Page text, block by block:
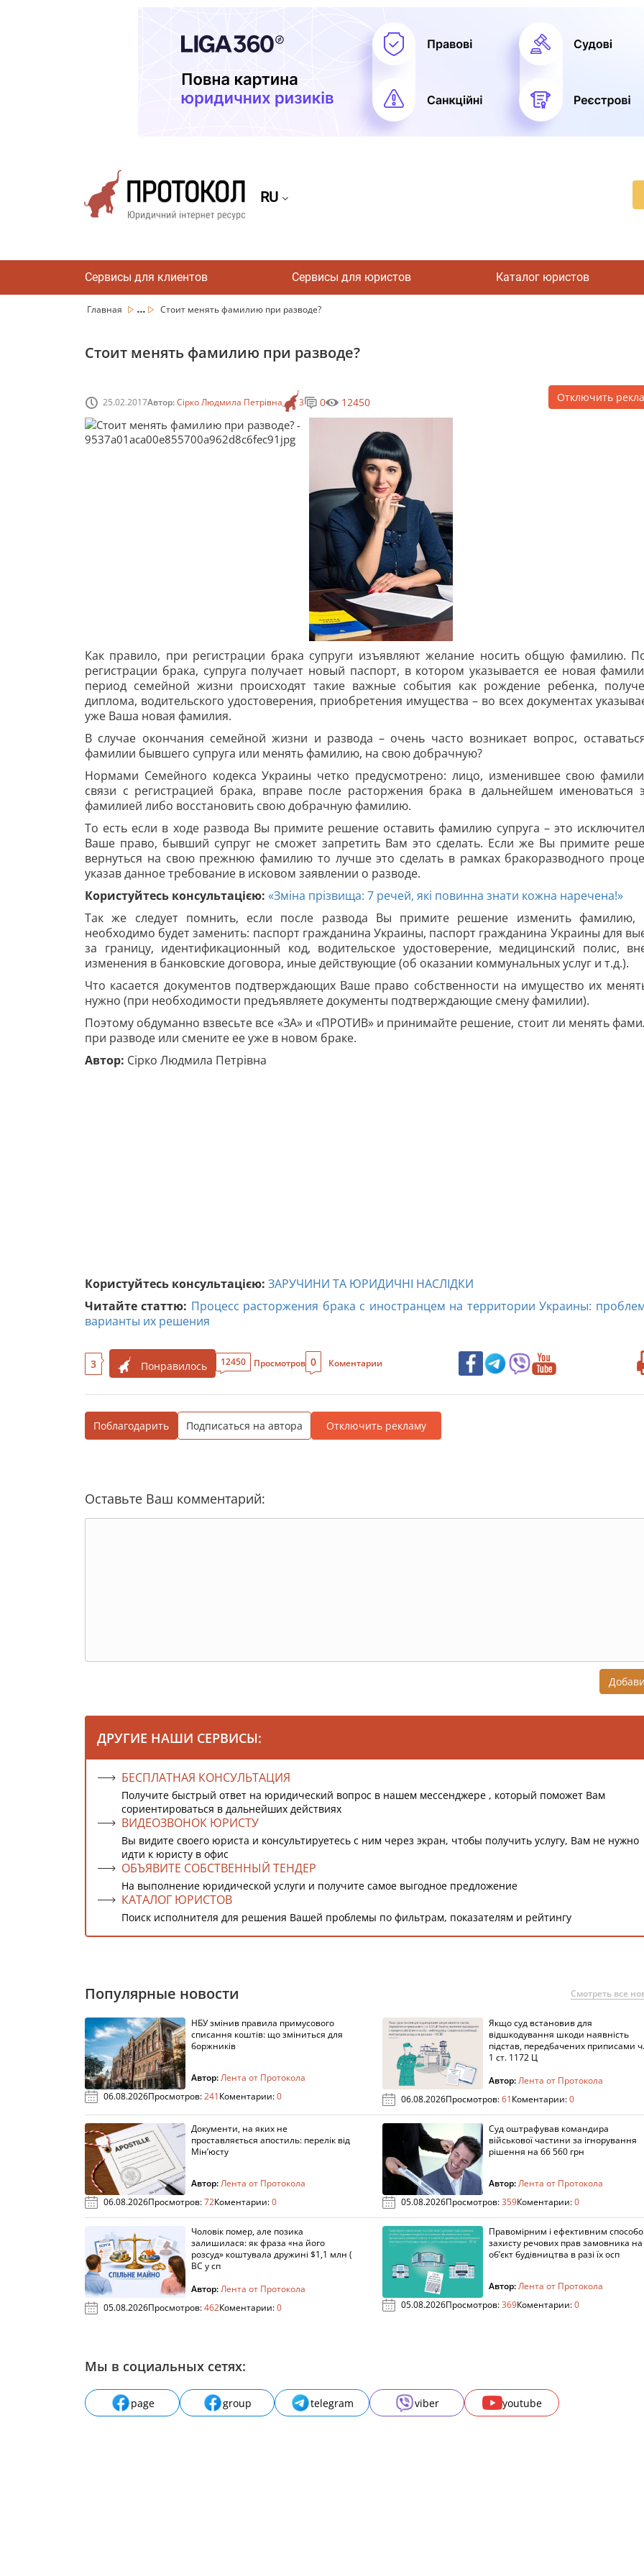
RU
Сервисы для клиентов Сервисы для юристов Каталог юристов
Главная ... Стоит менять фамилию при разводе?
Стоит менять фамилию при разводе?
25.02.2017Автор:Сірко Людмила Петрівна 3 0 12450 Отключить
Как правило, при регистрации брака супруги изъявляют желание носить общую фамилию.
регистрации брака, супруга получает новый паспорт, в котором указывается ее новая
период семейной жизни происходят такие важные события как рождение ребенка,
диплома, водительского удостоверения, приобретения имущества – во всех документах
уже Ваша новая фамилия.
В случае окончания семейной жизни и развода – очень часто возникает вопрос,
фамилии бывшего супруга или менять фамилию, на свою добрачную?
Нормами Семейного кодекса Украины четко предусмотрено: лицо, изменившее свою
связи с регистрацией брака, вправе после расторжения брака в дальнейшем именоваться
фамилией либо восстановить свою добрачную фамилию.
То есть если в ходе развода Вы примите решение оставить фамилию супруга – это
Ваше право, бывший супруг не сможет запретить Вам это сделать. Если же Вы примите
вернуться на свою прежнюю фамилию то лучше это сделать в рамках бракоразводного
указав данное требование в исковом заявлении о разводе.
Користуйтесь консультацією: «Зміна прізвища: 7 речей, які повинна знати кожна наречена!»
Так же следует помнить, если после развода Вы примите решение изменить фамилию,
необходимо будет заменить: паспорт гражданина Украины, паспорт гражданина Украины для
за границу, идентификационный код, водительское удостоверение, медицинский полис,
изменения в банковские договора, иные действующие (об оказании коммунальных услуг и т.д.).
Что касается документов подтверждающих Ваше право собственности на имущество их
нужно (при необходимости предъявляете документы подтверждающие смену фамилии).
Поэтому обдуманно взвесьте все «ЗА» и «ПРОТИВ» и принимайте решение, стоит ли менять
при разводе или смените ее уже в новом браке.
Автор: Сірко Людмила Петрівна
Користуйтесь консультацією: ЗАРУЧИНИ ТА ЮРИДИЧНІ НАСЛІДКИ
Читайте статтю: Процесс расторжения брака с иностранцем на территории Украины:
варианты их решения
3 Понравилось 12450 Просмотров 0 Коментарии
Поблагодарить Подписаться на автора Отключить рекламу
Оставьте Ваш комментарий:
ДРУГИЕ НАШИ СЕРВИСЫ:
БЕСПЛАТНАЯ КОНСУЛЬТАЦИЯ
Получите быстрый ответ на юридический вопрос в нашем мессенджере , который поможет Вам
сориентироваться в дальнейших действиях
ВИДЕОЗВОНОК ЮРИСТУ
Вы видите своего юриста и консультируетесь с ним через экран, чтобы получить услугу, Вам не нужно
идти к юристу в офис
ОБЪЯВИТЕ СОБСТВЕННЫЙ ТЕНДЕР
На выполнение юридической услуги и получите самое выгодное предложение
КАТАЛОГ ЮРИСТОВ
Поиск исполнителя для решения Вашей проблемы по фильтрам, показателям и рейтингу
Популярные новости Смотреть все
НБУ змінив правила примусового
списання коштів: що зміниться для
боржників
Автор:Лента от Протокола
06.08.2026Просмотров:241Коментарии:0
Якщо суд встановив для
відшкодування шкоди наявність
підстав, передбачених приписами ч.
1 ст. 1172 Ц
Автор:Лента от Протокола
06.08.2026Просмотров:61Коментарии:0
Документи, на яких не
проставляється апостиль: перелік від
Мін’юсту
Автор:Лента от Протокола
06.08.2026Просмотров:72Коментарии:0
Суд оштрафував командира
військової частини за ігнорування
рішення на 66 560 грн
Автор:Лента от Протокола
05.08.2026Просмотров:359Коментарии:0
Чоловік помер, але позика
залишилася: як фраза «на його
розсуд» коштувала дружині $1,1 млн (
ВС у сп
Автор:Лента от Протокола
05.08.2026Просмотров:462Коментарии:0
Правомірним і ефективним
захисту речових прав замовника на
об’єкт будівництва в разі їх осп
Автор:Лента от Протокола
05.08.2026Просмотров:369Коментарии:0
Мы в социальных сетях:
page group telegram viber youtube